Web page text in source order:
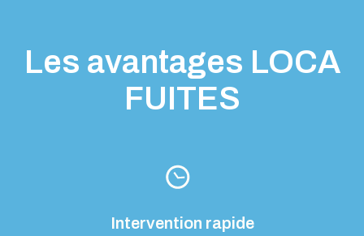
Les avantages LOCA
FUITES
Intervention rapide